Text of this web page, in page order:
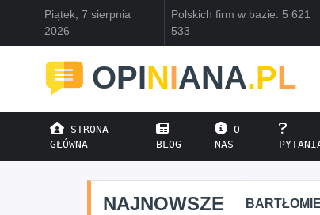
Piątek, 7 sierpnia
2026
Polskich firm w bazie: 5 621
533
OPINIANA.PL
STRONA
GŁÓWNA
BLOG
O
NAS
NAJNOWSZE